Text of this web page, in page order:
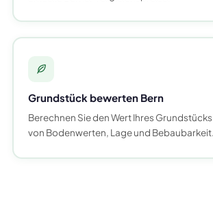
Grundstück bewerten Bern
Berechnen Sie den Wert Ihres
von Bodenwerten, Lage und Bebaubarkeit.